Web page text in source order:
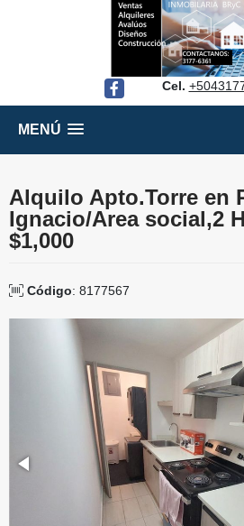
Facebook Cel.
MENÚ
Alquilo Apto.Torre en
Ignacio/Area social,2
$1,000
Código: 8177567